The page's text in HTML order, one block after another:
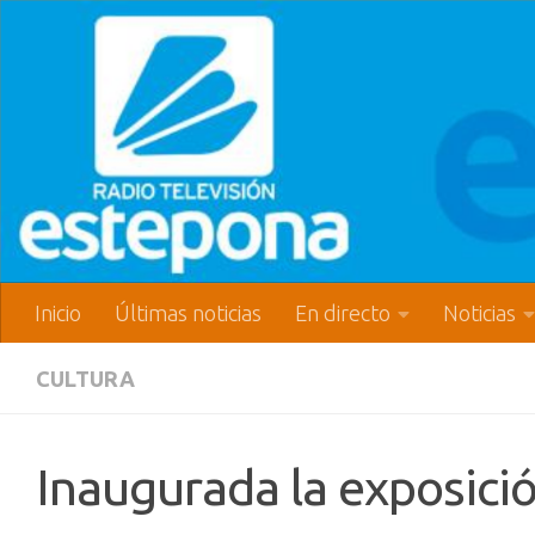
Inicio Últimas noticias En directo Noticias
CULTURA
Inaugurada la